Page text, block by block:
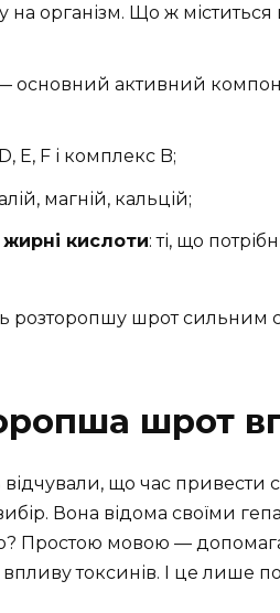
на організм. Що ж
основний активний
E, F і комплекс B;
магній, кальцій;
кислоти: ті, що
розторопшу шрот сильним
шрот
що час привести
Вона відома своїми
Простою мовою —
токсинів. І це лише